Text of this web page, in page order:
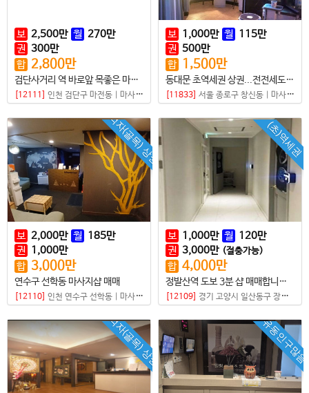
보 2,500만 월 270만
권 300만
합 2,800만
검단사거리 역 바로앞 목좋은 마사지샵 매매
[12111] 인천 검단구 마전동 마사지샵
보 1,000만 월 115만
권 500만
합 1,500만
동대문 초역세권 상권...전전세도 가능한 샵
[11833] 서울 종로구 창신동 마사지샵
먹자(골목) 상권
보 2,000만 월 185만
권 1,000만
합 3,000만
연수구 선학동 마사지샵 매매
[12110] 인천 연수구 선학동 마사지샵
(초)역세권
보 1,000만 월 120만
권 3,000만 (절충가능)
합 4,000만
정발산역 도보 3분 샵 매매합니다 방4개 모든방 샤워실 갖춤 !
[12109] 경기 고양시 일산동구 장항동
먹자(골목) 상권 유동인구많음